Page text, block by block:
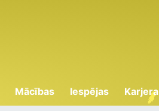
Mācības Iespējas Karjera